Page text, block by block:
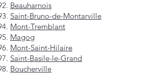
Beauharnois
Saint-Bruno-de-Montarville
Mont-Tremblant
Magog
Mont-Saint-Hilaire
Saint-Basile-le-Grand
Boucherville